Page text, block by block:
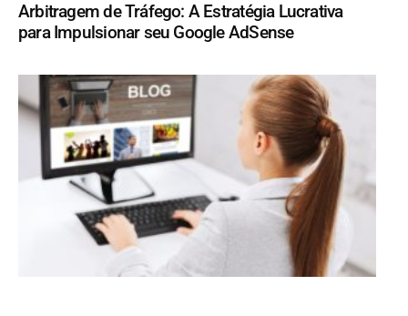
Arbitragem de Tráfego: A Estratégia Lucrativa
para Impulsionar seu Google AdSense